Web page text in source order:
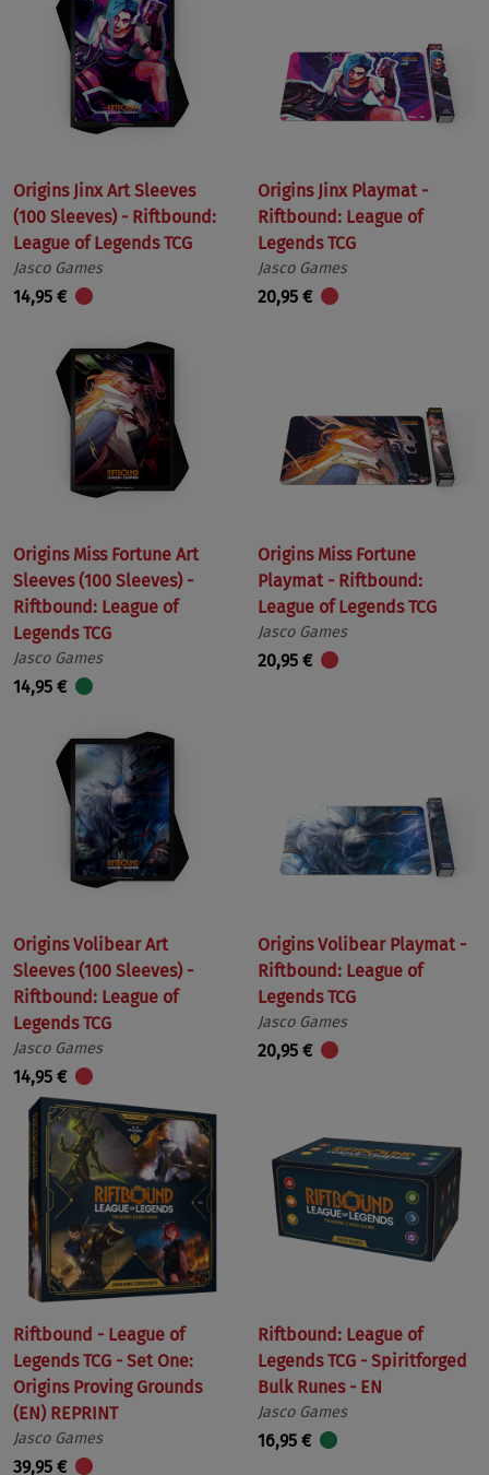
Origins Jinx Art Sleeves
(100 Sleeves) - Riftbound:
League of Legends TCG
Jasco Games
14,95 €
Origins Jinx Playmat -
Riftbound: League of
Legends TCG
Jasco Games
20,95 €
Origins Miss Fortune Art
Sleeves (100 Sleeves) -
Riftbound: League of
Legends TCG
Jasco Games
14,95 €
Origins Miss Fortune
Playmat - Riftbound:
League of Legends TCG
Jasco Games
20,95 €
Origins Volibear Art
Sleeves (100 Sleeves) -
Riftbound: League of
Legends TCG
Jasco Games
14,95 €
Origins Volibear Playmat -
Riftbound: League of
Legends TCG
Jasco Games
20,95 €
Riftbound - League of
Legends TCG - Set One:
Origins Proving Grounds
(EN) REPRINT
Jasco Games
39,95 €
Riftbound: League of
Legends TCG - Spiritforged
Bulk Runes - EN
Jasco Games
16,95 €